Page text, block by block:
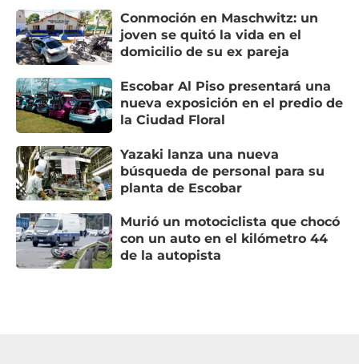
Conmoción en Maschwitz: un
joven se quitó la vida en el
domicilio de su ex pareja
Escobar Al Piso presentará una
nueva exposición en el predio de
la Ciudad Floral
Yazaki lanza una nueva
búsqueda de personal para su
planta de Escobar
Murió un motociclista que chocó
con un auto en el kilómetro 44
de la autopista